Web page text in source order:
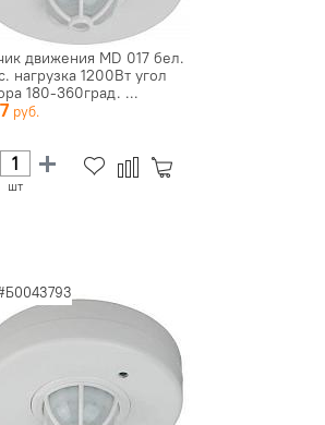
движения MD 017 бел.
нагрузка 1200Вт угол
180-360град. ...
шт